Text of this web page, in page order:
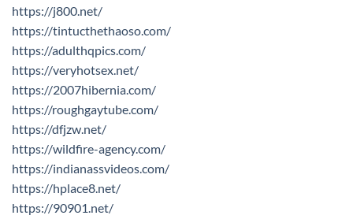
https://j800.net/
https://tintucthethaoso.com/
https://adulthqpics.com/
https://veryhotsex.net/
https://2007hibernia.com/
https://roughgaytube.com/
https://dfjzw.net/
https://wildfire-agency.com/
https://indianassvideos.com/
https://hplace8.net/
https://90901.net/